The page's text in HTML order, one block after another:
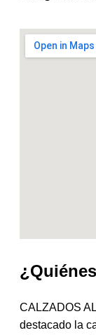
CALZADOS
destacado la